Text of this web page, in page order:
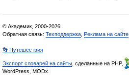
© Академик, 2000-2026
Обратная связь: Техподдержка Реклама на сайте
👣 Путешествия
Экспорт словарей на сайты , сделанные на PHP,
WordPress, MODx.